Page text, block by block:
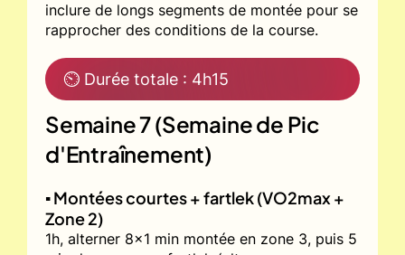
inclure de longs segments de montée pour se
rapprocher des conditions de la course.
⏲ Durée totale : 4h15
Semaine 7 (Semaine de Pic
d'Entraînement)
▪️ Montées courtes + fartlek (VO2max +
Zone 2)
1h, alterner 8x1 min montée en zone 3, puis 5